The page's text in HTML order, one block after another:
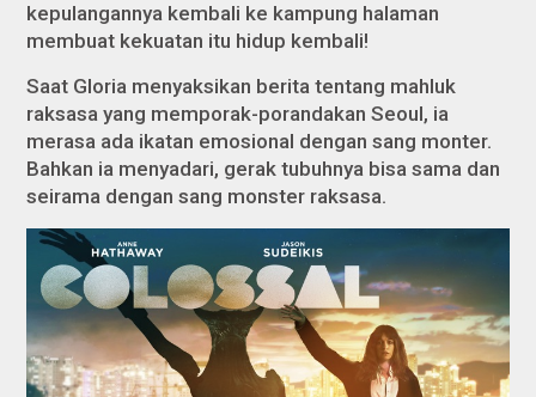
kepulangannya kembali ke kampung halaman
membuat kekuatan itu hidup kembali!
Saat Gloria menyaksikan berita tentang mahluk
raksasa yang memporak-porandakan Seoul, ia
merasa ada ikatan emosional dengan sang monter.
Bahkan ia menyadari, gerak tubuhnya bisa sama dan
seirama dengan sang monster raksasa.